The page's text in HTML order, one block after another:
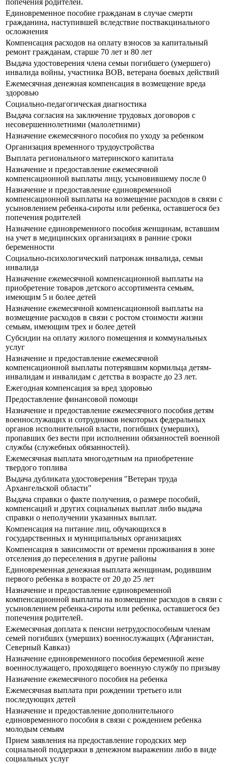
попечения родителей.
Единовременное пособие гражданам в случае смерти
гражданина, наступившей вследствие поствакцинального
осложнения
Компенсация расходов на оплату взносов за капитальный
ремонт гражданам, старше 70 лет и 80 лет
Выдача удостоверения члена семьи погибшего (умершего)
инвалида войны, участника ВОВ, ветерана боевых действий
Ежемесячная денежная компенсация в возмещение вреда
здоровью
Социально-педагогическая диагностика
Выдача согласия на заключение трудовых договоров с
несовершеннолетними (малолетними)
Назначение ежемесячного пособия по уходу за ребенком
Организация временного трудоустройства
Выплата регионального материнского капитала
Назначение и предоставление ежемесячной
компенсационной выплаты лицу, усыновившему после 0
Назначение и предоставление единовременной
компенсационной выплаты на возмещение расходов в связи с
усыновлением ребенка-сироты или ребенка, оставшегося без
попечения родителей
Назначение единовременного пособия женщинам, вставшим
на учет в медицинских организациях в ранние сроки
беременности
Социально-психологический патронаж инвалида, семьи
инвалида
Назначение ежемесячной компенсационной выплаты на
приобретение товаров детского ассортимента семьям,
имеющим 5 и более детей
Назначение ежемесячной компенсационной выплаты на
возмещение расходов в связи с ростом стоимости жизни
семьям, имеющим трех и более детей
Субсидии на оплату жилого помещения и коммунальных
услуг
Назначение и предоставление ежемесячной
компенсационной выплаты потерявшим кормильца детям-
инвалидам и инвалидам с детства в возрасте до 23 лет.
Ежегодная компенсация за вред здоровью
Предоставление финансовой помощи
Назначение и предоставление ежемесячного пособия детям
военнослужащих и сотрудников некоторых федеральных
органов исполнительной власти, погибших (умерших),
пропавших без вести при исполнении обязанностей военной
службы (служебных обязанностей).
Ежемесячная выплата многодетным на приобретение
твердого топлива
Выдача дубликата удостоверения "Ветеран труда
Архангельской области"
Выдача справки о факте получения, о размере пособий,
компенсаций и других социальных выплат либо выдача
справки о неполучении указанных выплат.
Компенсация на питание лиц, обучающихся в
государственных и муниципальных организациях
Компенсация в зависимости от времени проживания в зоне
отселения до переселения в другие районы
Единовременная денежная выплата женщинам, родившим
первого ребенка в возрасте от 20 до 25 лет
Назначение и предоставление единовременной
компенсационной выплаты на возмещение расходов в связи с
усыновлением ребенка-сироты или ребенка, оставшегося без
попечения родителей.
Ежемесячная доплата к пенсии нетрудоспособным членам
семей погибших (умерших) военнослужащих (Афганистан,
Северный Кавказ)
Назначение единовременного пособия беременной жене
военнослужащего, проходящего военную службу по призыву
Назначение ежемесячного пособия на ребенка
Ежемесячная выплата при рождении третьего или
последующих детей
Назначение и предоставление дополнительного
единовременного пособия в связи с рождением ребенка
молодым семьям
Прием заявления на предоставление городских мер
социальной поддержки в денежном выражении либо в виде
социальных услуг